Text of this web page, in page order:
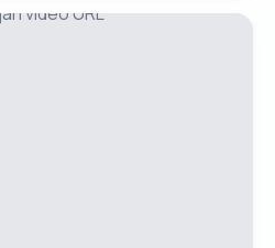
uljaru.Svoj naum je i ostvario na
7000 maslina.
video URL